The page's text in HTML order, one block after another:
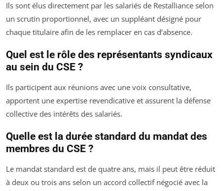
Ils sont élus directement par les salariés de Restalliance selon
un scrutin proportionnel, avec un suppléant désigné pour
chaque titulaire afin de les remplacer en cas d’absence.
Quel est le rôle des représentants syndicaux
au sein du CSE ?
Ils participent aux réunions avec une voix consultative,
apportent une expertise revendicative et assurent la défense
collective des intérêts des salariés.
Quelle est la durée standard du mandat des
membres du CSE ?
Le mandat standard est de quatre ans, mais il peut être réduit
à deux ou trois ans selon un accord collectif négocié avec la